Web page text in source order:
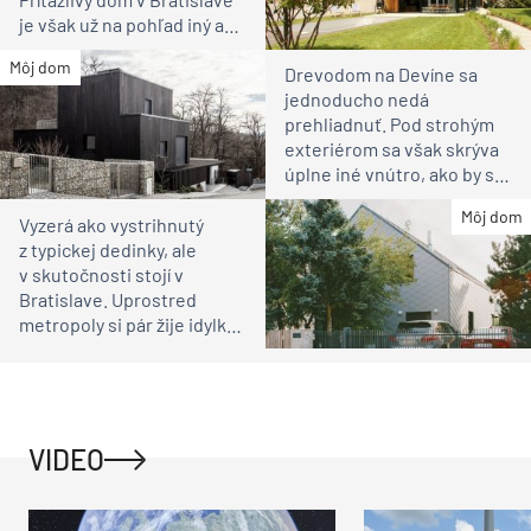
je však už na pohľad iný ako
susedia
Môj dom
Drevodom na Devíne sa
jednoducho nedá
prehliadnuť. Pod strohým
exteriérom sa však skrýva
úplne iné vnútro, ako by ste
čakali
Môj dom
Vyzerá ako vystrihnutý
z typickej dedinky, ale
v skutočnosti stojí v
Bratislave. Uprostred
metropoly si pár žije idylku
VIDEO